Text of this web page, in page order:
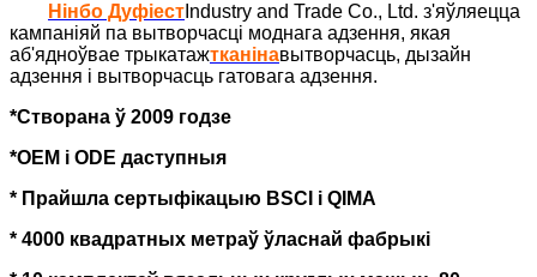
Нінбо Дуфіест Industry and Trade Co., Ltd. з'яўляецца
кампаніяй па вытворчасці моднага адзення, якая
аб'ядноўвае трыкатажтканінавытворчасць, дызайн
адзення і вытворчасць гатовага адзення.
*Створана ў 2009 годзе
*OEM і ODE даступныя
* Прайшла сертыфікацыю BSCI і QIMA
* 4000 квадратных метраў ўласнай фабрыкі